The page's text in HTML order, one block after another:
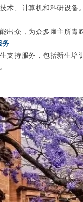
术、计算机和科研设备。
出众，为众多雇主所青
务
支持服务，包括新生